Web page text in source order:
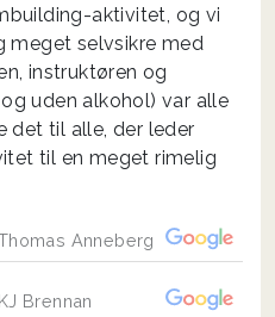
aktivitet, og vi
meget selvsikre med
instruktøren og
uden alkohol) var alle
det til alle, der leder
til en meget rimelig
Anneberg
KJ Brennan